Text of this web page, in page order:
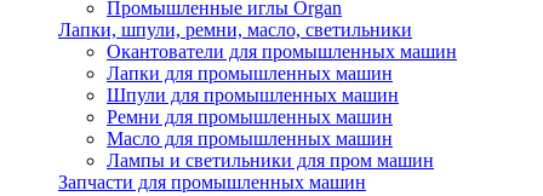
Промышленные иглы Organ
Лапки, шпули, ремни, масло, светильники
Окантователи для промышленных машин
Лапки для промышленных машин
Шпули для промышленных машин
Ремни для промышленных машин
Масло для промышленных машин
Лампы и светильники для пром машин
Запчасти для промышленных машин